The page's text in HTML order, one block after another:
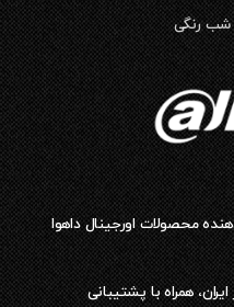
محصولات اورجینال داهوا
همراه با پشتیبانی